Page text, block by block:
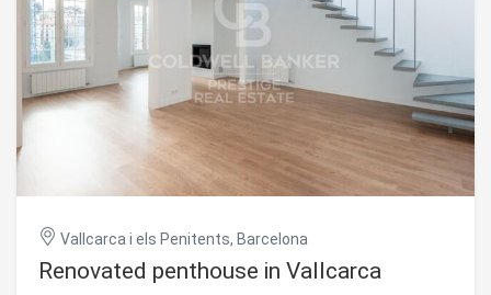
agreement. Detailed information will be provided before
paying any deposit. #ref:CB5005LL
Vallcarca i els Penitents, Barcelona
Renovated penthouse in Vallcarca